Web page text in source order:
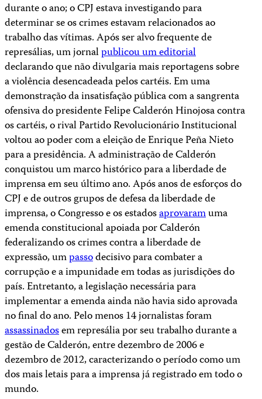
durante o ano; o CPJ estava investigando para
determinar se os crimes estavam relacionados ao
trabalho das vítimas. Após ser alvo frequente de
represálias, um jornalpublicou um editorial
declarando que não divulgaria mais reportagens sobre
a violência desencadeada pelos cartéis. Em uma
demonstração da insatisfação pública com a sangrenta
ofensiva do presidente Felipe Calderón Hinojosa contra
os cartéis, o rival Partido Revolucionário Institucional
voltou ao poder com a eleição de Enrique Peña Nieto
para a presidência. A administração de Calderón
conquistou um marco histórico para a liberdade de
imprensa em seu último ano. Após anos de esforços do
CPJ e de outros grupos de defesa da liberdade de
imprensa, o Congresso e os estadosaprovaramuma
emenda constitucional apoiada por Calderón
federalizando os crimes contra a liberdade de
expressão, umpassodecisivo para combater a
corrupção e a impunidade em todas as jurisdições do
país. Entretanto, a legislação necessária para
implementar a emenda ainda não havia sido aprovada
no final do ano. Pelo menos 14 jornalistas foram
assassinadosem represália por seu trabalho durante a
gestão de Calderón, entre dezembro de 2006 e
dezembro de 2012, caracterizando o período como um
dos mais letais para a imprensa já registrado em todo o
mundo.